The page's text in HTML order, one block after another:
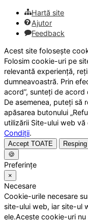
Hartă site
Ajutor
Feedback
Acest site folosește
Folosim cookie-uri pe
relevantă experiență,
dumneavoastră. Prin
acord”, sunteți de
De asemenea, puteți
apăsarea butonului
utilizării Site-ului web
Condiții.
Accept TOATE
🍪
Preferințe
×
Necesare
Cookie-urile necesare
site-ului web, iar site-ul
ele.Aceste cookie-uri